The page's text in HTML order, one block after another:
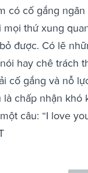
có cố gắng
thứ xung
được. Có lẽ
hay chê trách
cố gắng và nỗ
chấp nhận khó
câu: “I love